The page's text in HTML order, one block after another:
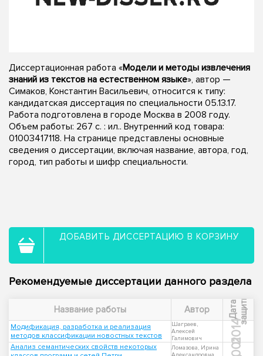
Диссертационная работа «Модели и методы извлечения
знаний из текстов на естественном языке», автор —
Симаков, Константин Васильевич, относится к типу:
кандидатская диссертация по специальности 05.13.17.
Работа подготовлена в городе Москва в 2008 году.
Объем работы: 267 с. : ил.. Внутренний код товара:
01003417118. На странице представлены основные
сведения о диссертации, включая название, автора, год,
город, тип работы и шифр специальности.
ДОБАВИТЬ ДИССЕРТАЦИЮ В КОРЗИНУ
Рекомендуемые диссертации данного раздела
Название работы Автор Д
а
т
а
з
а
щ
и
т ы
Модификация, разработка и реализация
методов классификации новостных текстов
Шаграев,
Алексей
Галимович
2014
Анализ семантических свойств некоторых
Ломазова, Ирина